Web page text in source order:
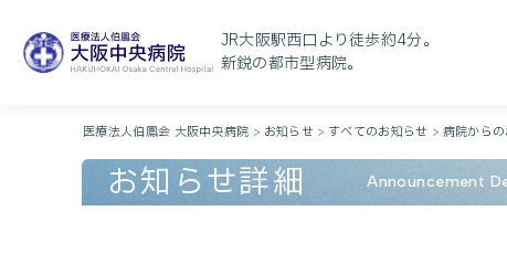
JR大阪駅西口より徒歩約4分。
新鋭の都市型病院。
医療法人伯鳳会 大阪中央病院 > お知らせ> すべてのお知らせ >病院から
お知らせ詳細 Announcement